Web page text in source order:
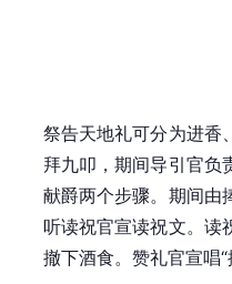
祭告天地礼可分为进香
拜九叩，期间导引官负
献爵两个步骤。期间由
听读祝官宣读祝文。读
撤下酒食。赞礼官宣唱